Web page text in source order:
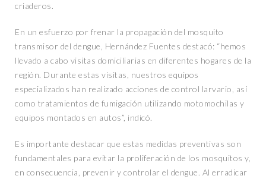
criaderos.
En un esfuerzo por frenar la propagación del mosquito
transmisor del dengue, Hernández Fuentes destacó: “hemos
llevado a cabo visitas domiciliarias en diferentes hogares de la
región. Durante estas visitas, nuestros equipos
especializados han realizado acciones de control larvario, así
como tratamientos de fumigación utilizando motomochilas y
equipos montados en autos”, indicó.
Es importante destacar que estas medidas preventivas son
fundamentales para evitar la proliferación de los mosquitos y,
en consecuencia, prevenir y controlar el dengue. Al erradicar